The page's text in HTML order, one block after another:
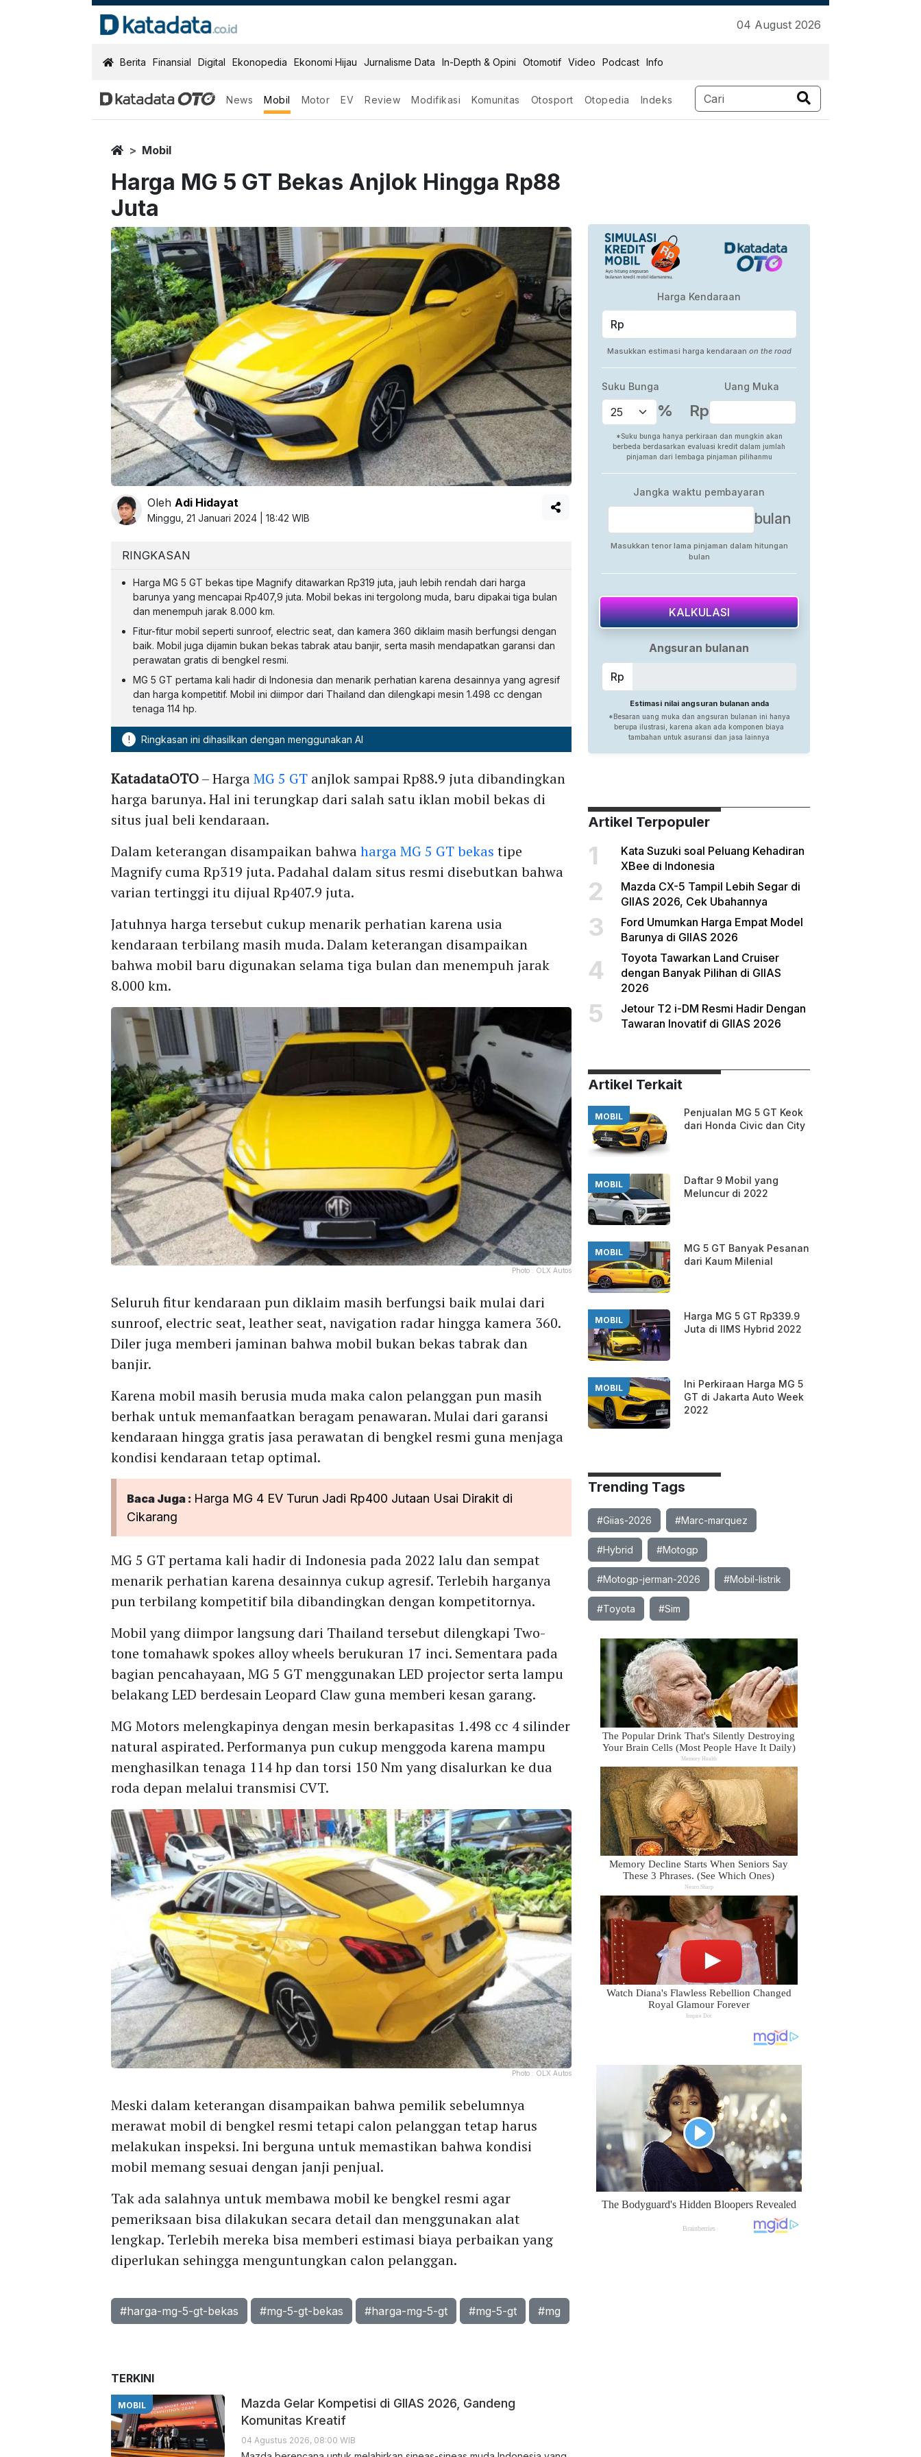
04 August 2026
KatadataOTO
Berita Finansial Digital Ekonopedia Ekonomi Hijau Jurnalisme Data In-Depth & Opini Otomotif Video Podcast Info
News Mobil Motor EV Review Modifikasi Komunitas Otosport Otopedia Indeks
HomeMobil
Harga MG 5 GT Bekas Anjlok Hingga Rp88
Juta
Oleh Adi Hidayat
Minggu, 21 Januari 2024 | 18:42 WIB
RINGKASAN
Harga MG 5 GT bekas tipe Magnify ditawarkan Rp319 juta, jauh lebih rendah dari harga
barunya yang mencapai Rp407,9 juta. Mobil bekas ini tergolong muda, baru dipakai tiga bulan
dan menempuh jarak 8.000 km.
Fitur-fitur mobil seperti sunroof, electric seat, dan kamera 360 diklaim masih berfungsi dengan
baik. Mobil juga dijamin bukan bekas tabrak atau banjir, serta masih mendapatkan garansi dan
perawatan gratis di bengkel resmi.
MG 5 GT pertama kali hadir di Indonesia dan menarik perhatian karena desainnya yang agresif
dan harga kompetitif. Mobil ini diimpor dari Thailand dan dilengkapi mesin 1.498 cc dengan
tenaga 114 hp.
! Ringkasan ini dihasilkan dengan menggunakan AI
KatadataOTO– HargaMG 5 GT anjlok sampai Rp88.9 juta dibandingkan
harga barunya. Hal ini terungkap dari salah satu iklan mobil bekas di
situs jual beli kendaraan.
Dalam keterangan disampaikan bahwaharga MG 5 GT bekas tipe
Magnify cuma Rp319 juta. Padahal dalam situs resmi disebutkan bahwa
varian tertinggi itu dijual Rp407.9 juta.
Jatuhnya harga tersebut cukup menarik perhatian karena usia
kendaraan terbilang masih muda. Dalam keterangan disampaikan
bahwa mobil baru digunakan selama tiga bulan dan menempuh jarak
8.000 km.
Photo : OLX Autos
Seluruh fitur kendaraan pun diklaim masih berfungsi baik mulai dari
sunroof, electric seat, leather seat, navigation radar hingga kamera 360.
Diler juga memberi jaminan bahwa mobil bukan bekas tabrak dan
banjir.
Karena mobil masih berusia muda maka calon pelanggan pun masih
berhak untuk memanfaatkan beragam penawaran. Mulai dari garansi
kendaraan hingga gratis jasa perawatan di bengkel resmi guna menjaga
kondisi kendaraan tetap optimal.
Baca Juga : Harga MG 4 EV Turun Jadi Rp400 Jutaan Usai Dirakit di
Cikarang
MG 5 GT pertama kali hadir di Indonesia pada 2022 lalu dan sempat
menarik perhatian karena desainnya cukup agresif. Terlebih harganya
pun terbilang kompetitif bila dibandingkan dengan kompetitornya.
Mobil yang diimpor langsung dari Thailand tersebut dilengkapi Two-
tone tomahawk spokes alloy wheels berukuran 17 inci. Sementara pada
bagian pencahayaan, MG 5 GT menggunakan LED projector serta lampu
belakang LED berdesain Leopard Claw guna memberi kesan garang.
MG Motors melengkapinya dengan mesin berkapasitas 1.498 cc 4 silinder
natural aspirated. Performanya pun cukup menggoda karena mampu
menghasilkan tenaga 114 hp dan torsi 150 Nm yang disalurkan ke dua
roda depan melalui transmisi CVT.
Photo : OLX Autos
Meski dalam keterangan disampaikan bahwa pemilik sebelumnya
merawat mobil di bengkel resmi tetapi calon pelanggan tetap harus
melakukan inspeksi. Ini berguna untuk memastikan bahwa kondisi
mobil memang sesuai dengan janji penjual.
Tak ada salahnya untuk membawa mobil ke bengkel resmi agar
pemeriksaan bisa dilakukan secara detail dan menggunakan alat
lengkap. Terlebih mereka bisa memberi estimasi biaya perbaikan yang
diperlukan sehingga menguntungkan calon pelanggan.
#harga-mg-5-gt-bekas #mg-5-gt-bekas #harga-mg-5-gt #mg-5-gt #mg
Artikel Terpopuler
1
Kata Suzuki soal Peluang Kehadiran
XBee di Indonesia
2
Mazda CX-5 Tampil Lebih Segar di
GIIAS 2026, Cek Ubahannya
3
Ford Umumkan Harga Empat Model
Barunya di GIIAS 2026
4
Toyota Tawarkan Land Cruiser
dengan Banyak Pilihan di GIIAS
2026
5
Jetour T2 i-DM Resmi Hadir Dengan
Tawaran Inovatif di GIIAS 2026
Artikel Terkait
MOBIL
Penjualan MG 5 GT Keok
dari Honda Civic dan City
MOBIL
Daftar 9 Mobil yang
Meluncur di 2022
MOBIL
MG 5 GT Banyak Pesanan
dari Kaum Milenial
MOBIL
Harga MG 5 GT Rp339.9
Juta di IIMS Hybrid 2022
MOBIL
Ini Perkiraan Harga MG 5
GT di Jakarta Auto Week
2022
Trending Tags
#Giias-2026 #Marc-marquez
#Hybrid #Motogp
#Motogp-jerman-2026 #Mobil-listrik
#Toyota #Sim
TERKINI
MOBIL
Mazda Gelar Kompetisi di GIIAS 2026, Gandeng
Komunitas Kreatif
04 Agustus 2026, 08:00 WIB